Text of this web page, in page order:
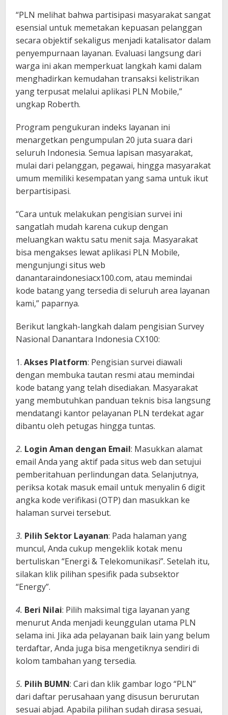
“PLN melihat bahwa partisipasi masyarakat sangat
esensial untuk memetakan kepuasan pelanggan
secara objektif sekaligus menjadi katalisator dalam
penyempurnaan layanan. Evaluasi langsung dari
warga ini akan memperkuat langkah kami dalam
menghadirkan kemudahan transaksi kelistrikan
yang terpusat melalui aplikasi PLN Mobile,”
ungkap Roberth.
Program pengukuran indeks layanan ini
menargetkan pengumpulan 20 juta suara dari
seluruh Indonesia. Semua lapisan masyarakat,
mulai dari pelanggan, pegawai, hingga masyarakat
umum memiliki kesempatan yang sama untuk ikut
berpartisipasi.
“Cara untuk melakukan pengisian survei ini
sangatlah mudah karena cukup dengan
meluangkan waktu satu menit saja. Masyarakat
bisa mengakses lewat aplikasi PLN Mobile,
mengunjungi situs web
danantaraindonesiacx100.com, atau memindai
kode batang yang tersedia di seluruh area layanan
kami,” paparnya.
Berikut langkah-langkah dalam pengisian Survey
Nasional Danantara Indonesia CX100:
1. Akses Platform: Pengisian survei diawali
dengan membuka tautan resmi atau memindai
kode batang yang telah disediakan. Masyarakat
yang membutuhkan panduan teknis bisa langsung
mendatangi kantor pelayanan PLN terdekat agar
dibantu oleh petugas hingga tuntas.
2. Login Aman dengan Email: Masukkan alamat
email Anda yang aktif pada situs web dan setujui
pemberitahuan perlindungan data. Selanjutnya,
periksa kotak masuk email untuk menyalin 6 digit
angka kode verifikasi (OTP) dan masukkan ke
halaman survei tersebut.
3. Pilih Sektor Layanan: Pada halaman yang
muncul, Anda cukup mengeklik kotak menu
bertuliskan “Energi & Telekomunikasi”. Setelah itu,
silakan klik pilihan spesifik pada subsektor
“Energy”.
4. Beri Nilai: Pilih maksimal tiga layanan yang
menurut Anda menjadi keunggulan utama PLN
selama ini. Jika ada pelayanan baik lain yang belum
terdaftar, Anda juga bisa mengetiknya sendiri di
kolom tambahan yang tersedia.
5. Pilih BUMN: Cari dan klik gambar logo “PLN”
dari daftar perusahaan yang disusun berurutan
sesuai abjad. Apabila pilihan sudah dirasa sesuai,